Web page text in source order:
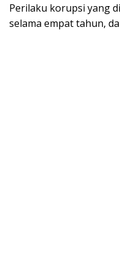
Perilaku korupsi yang
selama empat tahun,